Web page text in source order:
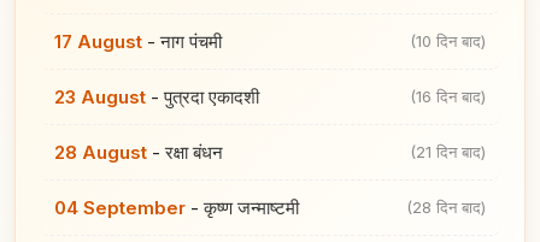
17 August -नाग पंचमी (10 दिन बाद)
23 August -पुत्रदा एकादशी (16 दिन बाद)
28 August -रक्षा बंधन (21 दिन बाद)
04 September -कृष्ण जन्माष्टमी (28 दिन बाद)